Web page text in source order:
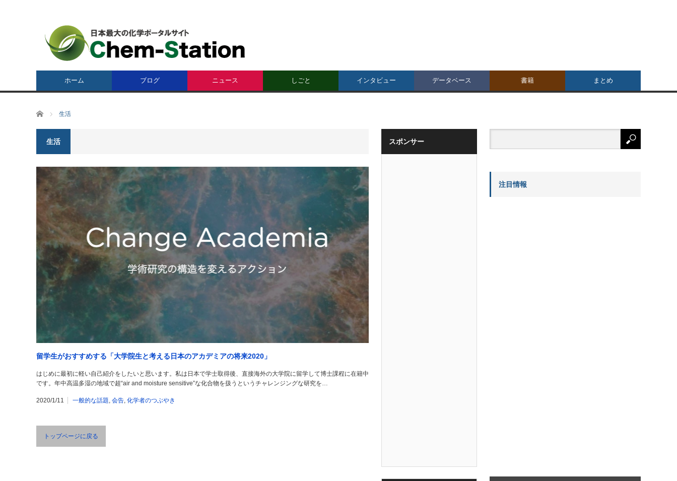
ホーム ブログ ニュース しごと インタビュー データベース 書籍 まとめ
ホーム 生活
生活
留学生がおすすめする「大学院生と考える日本のアカデミアの将来2020」
はじめに最初に軽い自己紹介をしたいと思います。私は日本で学士取得後、直接海外の大学院に留学して博士課程に在籍中
です。年中高温多湿の地域で超“air and moisture sensitive”な化合物を扱うというチャレンジングな研究を…
2020/1/11 一般的な話題, 会告, 化学者のつぶやき
トップページに戻る
スポンサー
注目情報